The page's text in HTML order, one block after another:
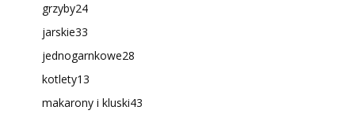
grzyby24
jarskie33
jednogarnkowe28
kotlety13
makarony i kluski43